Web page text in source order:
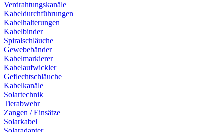
Verdrahtungskanäle
Kabeldurchführungen
Kabelhalterungen
Kabelbinder
Spiralschläuche
Gewebebänder
Kabelmarkierer
Kabelaufwickler
Geflechtschläuche
Kabelkanäle
Solartechnik
Tierabwehr
Zangen / Einsätze
Solarkabel
Solaradapter